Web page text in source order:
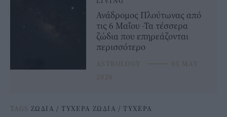
Ανάδρομος Πλούτωνας από
τις 6 Μαΐου -Τα τέσσερα
ζώδια που επηρεάζονται
περισσότερο
ASTROLOGY ⸻ 05 MAY
2026
TAGS ΖΩΔΙΑ / ΤΥΧΕΡΑ ΖΩΔΙΑ / ΤΥΧΕΡΑ